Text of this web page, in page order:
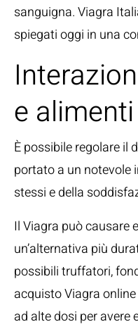
sanguigna. Viagra
spiegati oggi in una
e alimenti
È possibile regolare il
portato a un notevole
stessi e della
Il Viagra può causare
un’alternativa più
possibili truffatori,
acquisto Viagra
ad alte dosi per avere